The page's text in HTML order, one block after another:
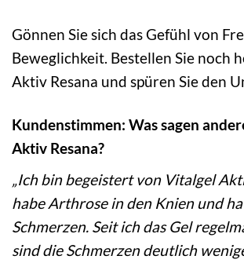
Gönnen Sie sich das Gefühl von
Beweglichkeit. Bestellen Sie noch
Aktiv Resana und spüren Sie den
Kundenstimmen: Was sagen
Aktiv Resana?
„Ich bin begeistert von Vitalgel
habe Arthrose in den Knien und
Schmerzen. Seit ich das Gel
sind die Schmerzen deutlich